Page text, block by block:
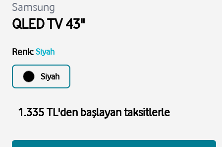
Samsung
QLED TV 43"
Renk: Siyah
Siyah
1.335 TL'den başlayan taksitlerle